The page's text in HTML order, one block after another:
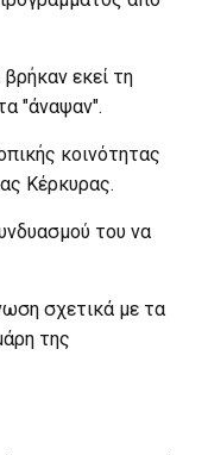
εκεί τη
"άναψαν".
κοινότητας
Κέρκυρας.
του να
σχετικά με τα
της